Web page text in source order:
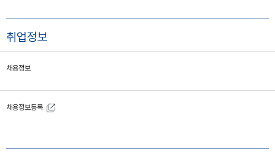
취업정보
채용정보
채용정보등록